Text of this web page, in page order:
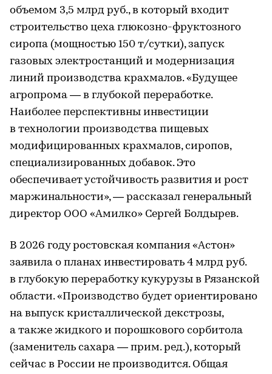
объемом 3,5 млрд руб., в который входит
строительство цеха глюкозно-фруктозного
сиропа (мощностью 150 т/сутки), запуск
газовых электростанций и модернизация
линий производства крахмалов. «Будущее
агропрома — в глубокой переработке.
Наиболее перспективны инвестиции
в технологии производства пищевых
модифицированных крахмалов, сиропов,
специализированных добавок. Это
обеспечивает устойчивость развития и рост
маржинальности», — рассказал генеральный
директор ООО «Амилко» Сергей Болдырев.
В 2026 году ростовская компания «Астон»
заявила о планах инвестировать 4 млрд руб.
в глубокую переработку кукурузы в Рязанской
области. «Производство будет ориентировано
на выпуск кристаллической декстрозы,
а также жидкого и порошкового сорбитола
(заменитель сахара — прим. ред.), который
сейчас в России не производится. Общая